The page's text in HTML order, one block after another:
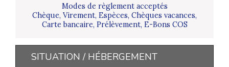
Modes de règlement acceptés
Chèque, Virement, Espèces, Chèques vacances,
Carte bancaire, Prélèvement, E-Bons COS
SITUATION / HÉBERGEMENT